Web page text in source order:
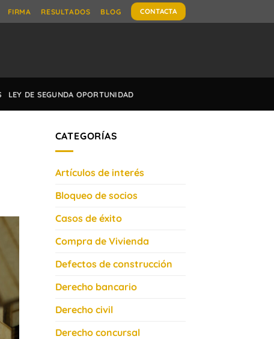
FIRMA RESULTADOS BLOG CONTACTA
LEY DE SEGUNDA OPORTUNIDAD
CATEGORÍAS
Artículos de interés
Bloqueo de socios
Casos de éxito
Compra de Vivienda
Defectos de construcción
Derecho bancario
Derecho civil
Derecho concursal